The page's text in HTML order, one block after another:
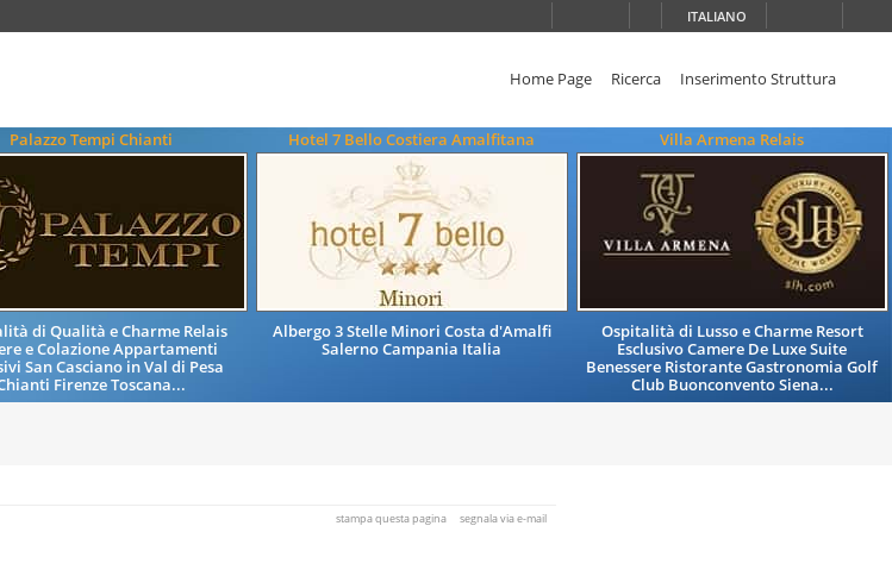
ITALIANO
Home Page Ricerca Inserimento Struttura
Palazzo Tempi Chianti
di Qualità e Charme Relais
e Colazione Appartamenti
San Casciano in Val di Pesa
Firenze Toscana...
Hotel 7 Bello Costiera Amalfitana
Albergo 3 Stelle Minori Costa d'Amalfi
Salerno Campania Italia
Villa Armena Relais
Ospitalità di Lusso e Charme Resort
Esclusivo Camere De Luxe Suite
Benessere Ristorante Gastronomia Golf
Club Buonconvento Siena...
stampa questa pagina segnala via e-mail